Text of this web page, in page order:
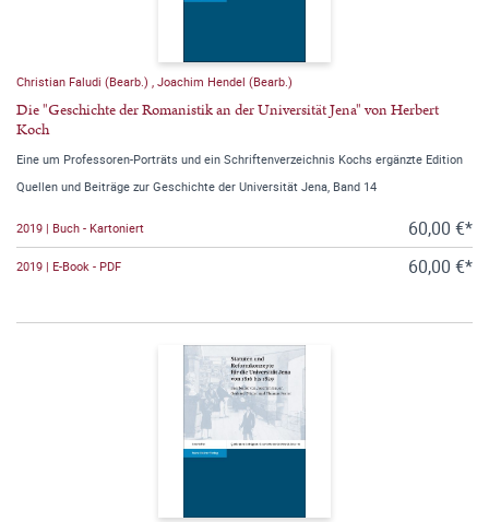
Christian Faludi (Bearb.) Joachim Hendel (Bearb.)
Die "Geschichte der Romanistik an der Universität Jena" von Herbert
Koch
Eine um Professoren-Porträts und ein Schriftenverzeichnis Kochs ergänzte Edition
Quellen und Beiträge zur Geschichte der Universität Jena, Band 14
2019 | Buch - Kartoniert 60,00 €*
2019 | E-Book - PDF 60,00 €*